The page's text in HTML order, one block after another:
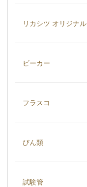
リカシツ オリジナル
ビーカー
フラスコ
びん類
試験管